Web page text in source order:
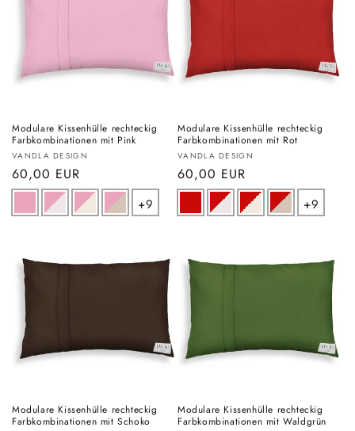
Modulare Kissenhülle rechteckig
Farbkombinationen mit Pink
Anbieter:
VANDLA DESIGN
Normaler
Preis
60,00 EUR
+9
Modulare Kissenhülle rechteckig
Farbkombinationen mit Rot
Anbieter:
VANDLA DESIGN
Normaler
Preis
60,00 EUR
+9
Modulare Kissenhülle rechteckig
Farbkombinationen mit Schoko
Modulare Kissenhülle rechteckig
Farbkombinationen mit Waldgrün